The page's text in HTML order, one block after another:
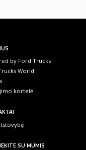
by Ford Trucks
World
kortelė
SU MUMIS